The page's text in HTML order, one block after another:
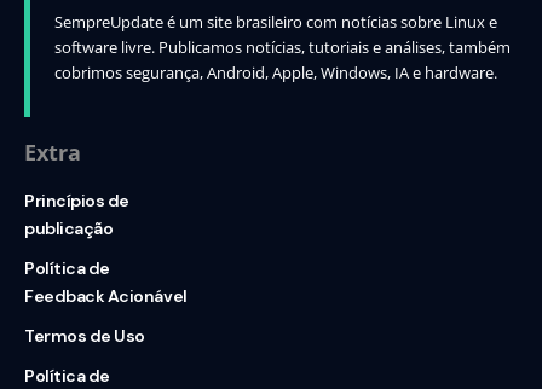
SempreUpdate é um site brasileiro com notícias sobre Linux e
software livre. Publicamos notícias, tutoriais e análises, também
cobrimos segurança, Android, Apple, Windows, IA e hardware.
Extra
Princípios de
publicação
Política de
Feedback Acionável
Termos de Uso
Política de